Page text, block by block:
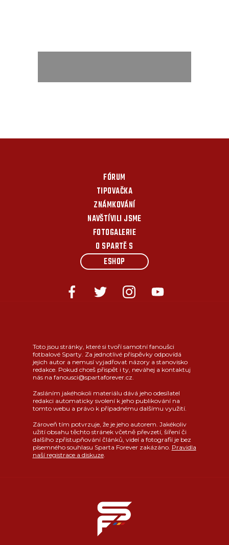
FÓRUM
TIPOVAČKA
ZNÁMKOVÁNÍ
NAVŠTÍVILI JSME
FOTOGALERIE
O SPARTĚ S
ESHOP
Toto jsou stránky, které si tvoří samotní fanoušci
fotbalové Sparty. Za jednotlivé příspěvky odpovídá
jejich autor a nemusí vyjadřovat názory a stanovisko
redakce. Pokud chceš přispět i ty, neváhej a kontaktuj
nás na fanousci@spartaforever.cz.
Zasláním jakéhokoli materiálu dává jeho odesílatel
redakci automaticky svolení k jeho publikování na
tomto webu a právo k případnému dalšímu využití.
Zároveň tím potvrzuje, že je jeho autorem. Jakékoliv
užití obsahu těchto stránek včetně převzetí, šíření či
dalšího zpřístupňování článků, videí a fotografií je bez
písemného souhlasu Sparta Forever zakázáno. Pravidla
naší registrace a diskuze.